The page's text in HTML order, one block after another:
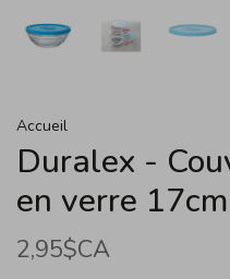
Accueil
Duralex -
en verre 17cm
2,95$CA